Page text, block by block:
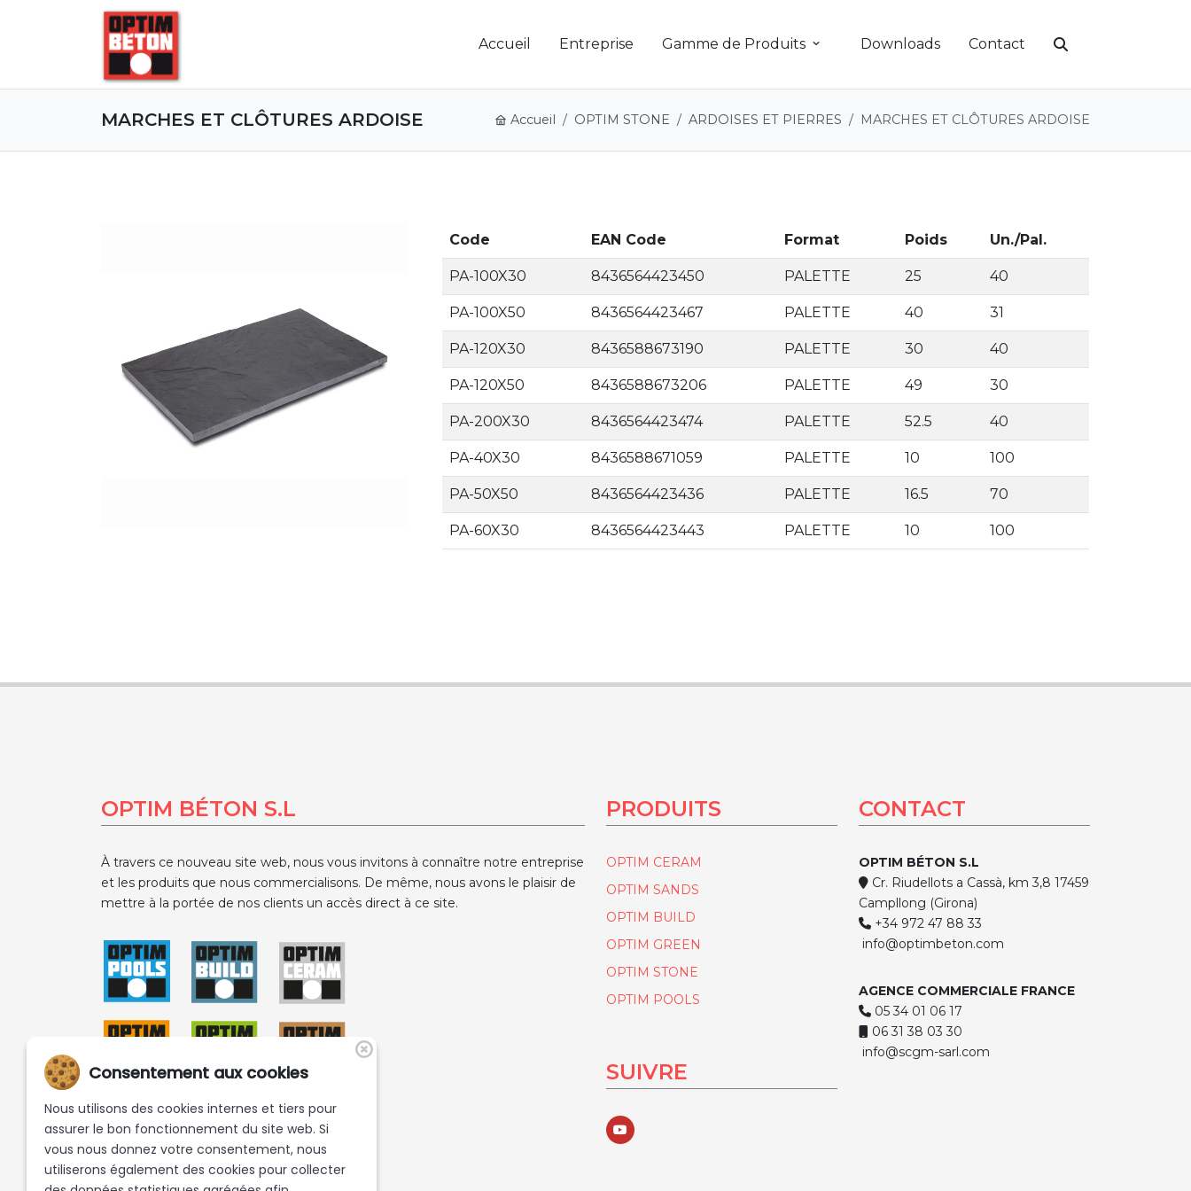
Accueil Entreprise Gamme de Produits Downloads Contact
MARCHES ET CLÔTURES ARDOISE Accueil OPTIM STONE ARDOISES ET PIERRES MARCHES ET CLÔTURES ARDOISE
Code EAN Code Format Poids Un./Pal.
PA-100X30 8436564423450 PALETTE 25 40
PA-100X50 8436564423467 PALETTE 40 31
PA-120X30 8436588673190 PALETTE 30 40
PA-120X50 8436588673206 PALETTE 49 30
PA-200X30 8436564423474 PALETTE 52.5 40
PA-40X30 8436588671059 PALETTE 10 100
PA-50X50 8436564423436 PALETTE 16.5 70
PA-60X30 8436564423443 PALETTE 10 100
OPTIM BÉTON S.L
À travers ce nouveau site web, nous vous invitons à connaître notre entreprise
et les produits que nous commercialisons. De même, nous avons le plaisir de
mettre à la portée de nos clients un accès direct à ce site.
PRODUITS
OPTIM CERAM
OPTIM SANDS
OPTIM BUILD
OPTIM GREEN
OPTIM STONE
OPTIM POOLS
SUIVRE
CONTACT
OPTIM BÉTON S.L
Cr. Riudellots a Cassà, km 3,8 17459
Campllong (Girona)
+34 972 47 88 33
info@optimbeton.com
AGENCE COMMERCIALE FRANCE
05 34 01 06 17
06 31 38 03 30
info@scgm-sarl.com
Consentement aux cookies
Nous utilisons des cookies internes et tiers pour
assurer le bon fonctionnement du site web. Si
vous nous donnez votre consentement, nous
utiliserons également des cookies pour collecter